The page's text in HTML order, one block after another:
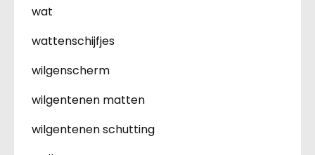
wat
wattenschijfjes
wilgenscherm
wilgentenen matten
wilgentenen schutting